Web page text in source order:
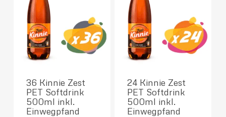
36 Kinnie Zest
PET Softdrink
500ml inkl.
Einwegpfand
24 Kinnie Zest
PET Softdrink
500ml inkl.
Einwegpfand